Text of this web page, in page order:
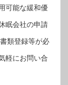
可能な緩和優
眠会社の申請
類登録等が必
軽にお問い合